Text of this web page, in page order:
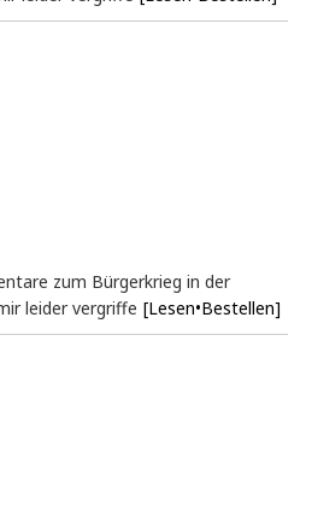
zum Bürgerkrieg in der
leider vergriffe [Lesen•Bestellen]